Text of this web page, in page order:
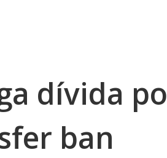
dívida
ban